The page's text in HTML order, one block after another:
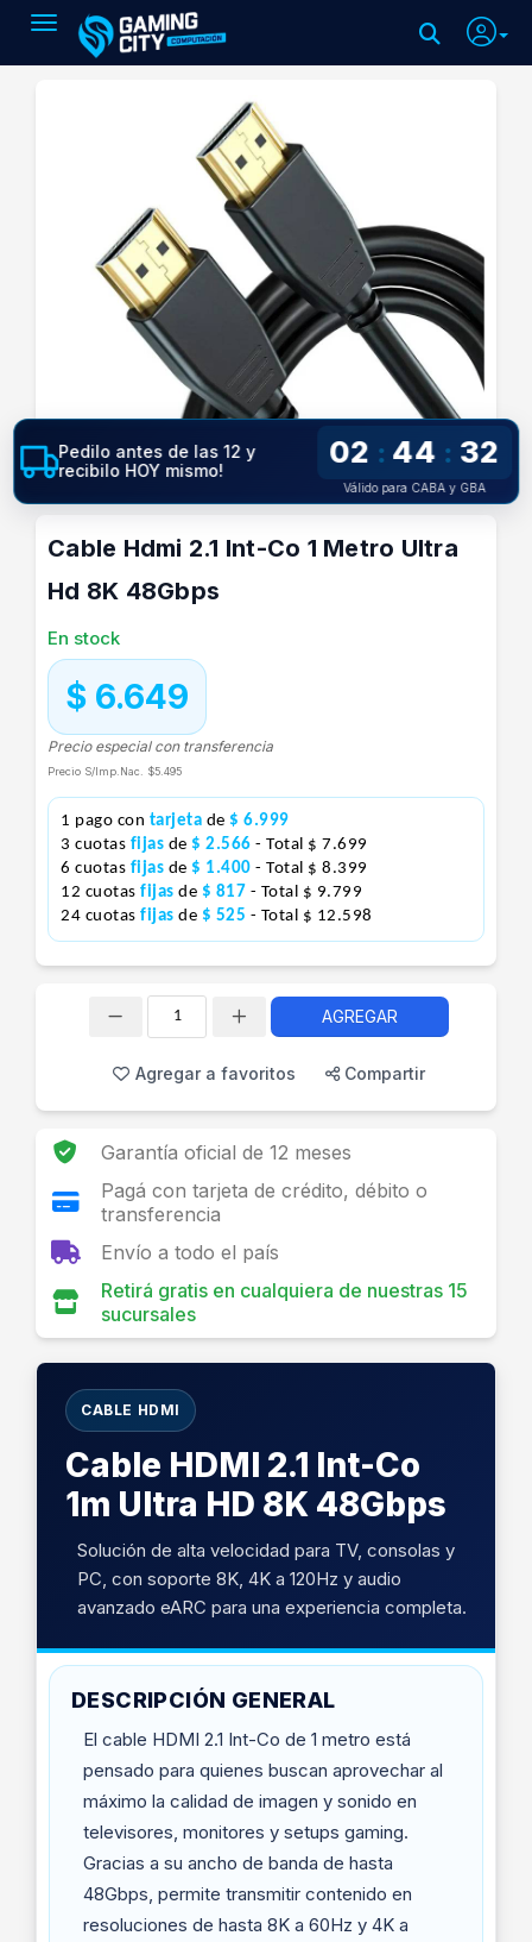
Toggle navigation
Cable Hdmi 2.1 Int-Co 1 Metro Ultra
Hd 8K 48Gbps
En stock
$ 6.649
Precio especial con transferencia
Precio S/Imp.Nac. $5.495
1 pago con tarjeta de $ 6.999
3 cuotas fijas de $ 2.566 - Total $ 7.699
6 cuotas fijas de $ 1.400 - Total $ 8.399
12 cuotas fijas de $ 817 - Total $ 9.799
24 cuotas fijas de $ 525 - Total $ 12.598
Pedilo antes de las 12 y
recibilo HOY mismo!
02 : 44 : 31
Válido para CABA y GBA
AGREGAR
Agregar a favoritos Compartir
Garantía oficial de 12 meses
Pagá con tarjeta de crédito, débito o
transferencia
Envío a todo el país
Retirá gratis en cualquiera de nuestras 15
sucursales
CABLE HDMI
Cable HDMI 2.1 Int-Co
1m Ultra HD 8K 48Gbps
Solución de alta velocidad para TV, consolas y
PC, con soporte 8K, 4K a 120Hz y audio
avanzado eARC para una experiencia completa.
DESCRIPCIÓN GENERAL
El cable HDMI 2.1 Int-Co de 1 metro está
pensado para quienes buscan aprovechar al
máximo la calidad de imagen y sonido en
televisores, monitores y setups gaming.
Gracias a su ancho de banda de hasta
48Gbps, permite transmitir contenido en
resoluciones de hasta 8K a 60Hz y 4K a